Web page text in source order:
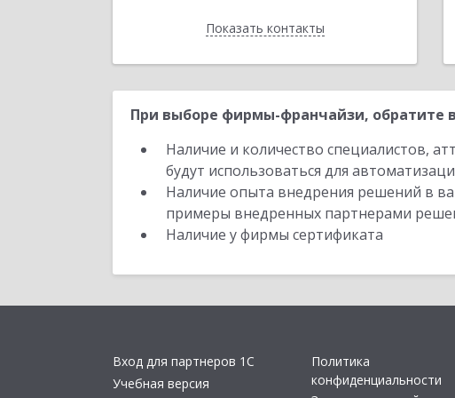
Показать контакты
Назад
При выборе фирмы-франчайзи, обратите
Наличие и количество специалистов,
будут использоваться для
Наличие опыта внедрения решений в
примеры внедренных партнерами
Наличие у фирмы сертификата
Вход для партнеров 1С
Учебная версия
Политика
конфиденциальности